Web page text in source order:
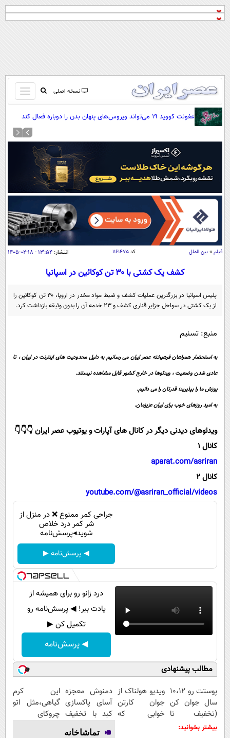
نسخه اصلی
باز
و
بسته
کردن
صفحه اول
آرشیو
نظرسنجی
آب و هوا
اوقات شرعی
سواد زندگی
اقتصاد
اقتصادی
جامعه
حوادث
محیط زیست
بین الملل
فناوری و It
علمی
قرآن
گوناگون
مجله تصویری سلاح
ورزش
گوناگون
محیط زیست
سلامت
فرهنگی
حیات وحش
سیاست خارجی
خواندنی ها و دیدنی ها
آشپزی
آموزش زبان
عفونت کووید ۱۹ می‌تواند ویروس‌های پنهان بدن را دوباره فعال کند
فیلم » بین الملل کد ۱۱۶۱۴۷۵ انتشار: ۱۳:۵۴ - ۱۸-۰۲-۱۴۰۵
کشف یک کشتی با ۳۰ تن کوکائین در اسپانیا
پلیس اسپانیا در بزرگترین عملیات کشف و ضبط مواد مخدر در اروپا، ۳۰ تن کوکائین را
از یک کشتی در سواحل جزایر قناری کشف و ۲۳ خدمه آن را بدون وثیقه بازداشت کرد.
منبع: تسنیم
به استحضار همراهان فرهیخته عصر ایران می رسانیم به دلیل محدودیت های اینترنت در ایران ، تا
عادی شدن وضعیت ، ویدئوها در خارج کشور قابل مشاهده نیستند.
پوزش ما را بپذیرید؛ قدرتان را می دانیم.
به امید روزهای خوب برای ایران عزیزمان.
ویدئوهای دیدنی دیگر در کانال های آپارات و یوتیوب عصر ایران 👇👇👇
کانال 1
aparat.com/asriran
کانال 2
youtube.com/@asriran_official/videos
جراحی کمر ممنوع ❌ در منزل از
شر کمر درد خلاص
شوید◂پرسش‌نامه
◀ پرسش‌نامه ▶
درد زانو رو برای همیشه از
یادت ببر! ◀ پرسش‌نامه رو
تکمیل کن ▶
◀ پرسش‌نامه
مطالب پیشنهادی
پوستت رو 10،12
سال جوان کن
(تخفیف تا
امشب)
ویدیو هولناک از
جوان کارتن
خوابی که
دمنوش معجزه
آسای پاکسازی
کبد با تخفیف
این کرم
گیاهی،مثل اتو
چروکای
بیشتر بخوانید: تماشاخانه